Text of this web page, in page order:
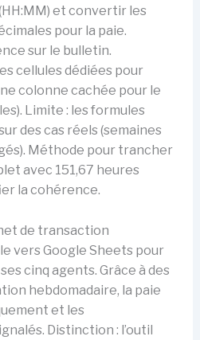
et convertir les
pour la paie.
sur le bulletin.
cellules dédiées pour
colonne cachée pour le
Limite : les formules
des cas réels (semaines
Méthode pour trancher
avec 151,67 heures
la cohérence.
de transaction
vers Google Sheets pour
cinq agents. Grâce à des
hebdomadaire, la paie
et les
Distinction : l’outil